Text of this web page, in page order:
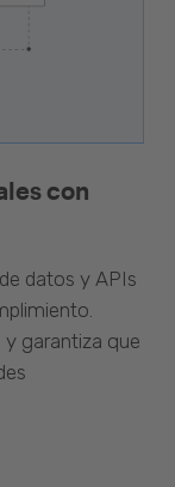
con
datos y APIs
garantiza que